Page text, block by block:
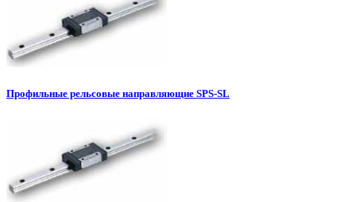
Профильные рельсовые направляющие SPS-SL